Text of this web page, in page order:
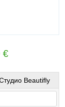
€
Beautifly